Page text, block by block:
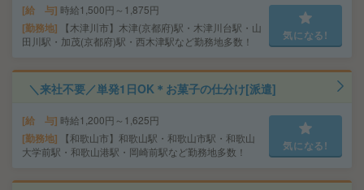
給 与 時給1,500円～1,875円
勤務地
【木津川市】木津(京都府)駅・木津川台駅・山
田川駅・加茂(京都府)駅・西木津駅など勤務地多数！
気になる!
＼来社不要／単発1日OK＊お菓子の仕分け[派遣]
給 与 時給1,200円～1,625円
勤務地
【和歌山市】和歌山駅・和歌山市駅・和歌山
大学前駅・和歌山港駅・岡崎前駅など勤務地多数！
気になる!